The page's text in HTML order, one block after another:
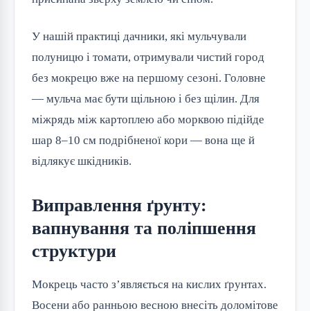
У нашій практиці дачники, які мульчували
полуницю і томати, отримували чистий город
без мокрецю вже на першому сезоні. Головне
— мульча має бути щільною і без щілин. Для
міжрядь між картоплею або морквою підійде
шар 8–10 см подрібненої кори — вона ще й
відлякує шкідників.
Виправлення ґрунту:
вапнування та поліпшення
структури
Мокрець часто з’являється на кислих ґрунтах.
Восени або ранньою весною внесіть доломітове